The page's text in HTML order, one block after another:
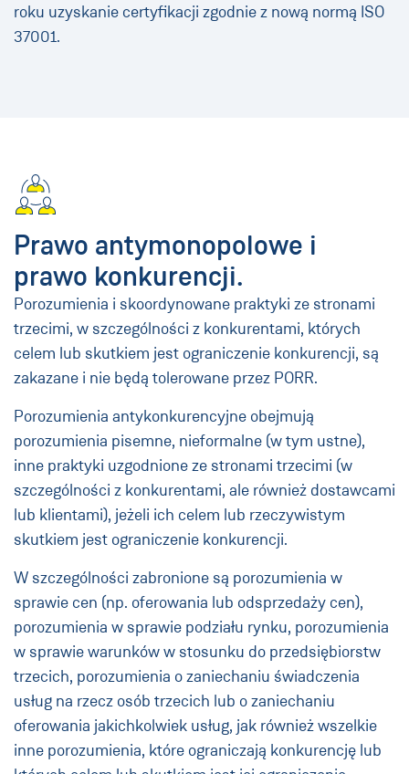
roku uzyskanie certyfikacji zgodnie z nową normą ISO
37001.
Prawo antymonopolowe i
prawo konkurencji.
Porozumienia i skoordynowane praktyki ze stronami
trzecimi, w szczególności z konkurentami, których
celem lub skutkiem jest ograniczenie konkurencji, są
zakazane i nie będą tolerowane przez PORR.
Porozumienia antykonkurencyjne obejmują
porozumienia pisemne, nieformalne (w tym ustne),
inne praktyki uzgodnione ze stronami trzecimi (w
szczególności z konkurentami, ale również dostawcami
lub klientami), jeżeli ich celem lub rzeczywistym
skutkiem jest ograniczenie konkurencji.
W szczególności zabronione są porozumienia w
sprawie cen (np. oferowania lub odsprzedaży cen),
porozumienia w sprawie podziału rynku, porozumienia
w sprawie warunków w stosunku do przedsiębiorstw
trzecich, porozumienia o zaniechaniu świadczenia
usług na rzecz osób trzecich lub o zaniechaniu
oferowania jakichkolwiek usług, jak również wszelkie
inne porozumienia, które ograniczają konkurencję lub